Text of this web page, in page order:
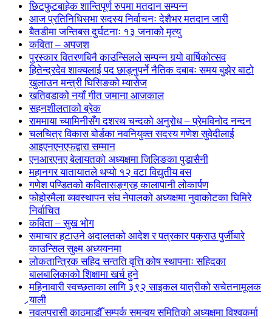
छिटफुटबाहेक शान्तिपूर्ण रुपमा मतदान सम्पन्न
आज प्रतिनिधिसभा सदस्य निर्वाचनः देशैभर मतदान जारी
बैतडीमा जन्तिबस दुर्घटनाः १३ जनाको मृत्यु
कविता – अपजश
पुरस्कार वितरणबिनै काउन्सिलले सम्पन्न गर्‍यो वार्षिकोत्सव
हितेन्द्रदेव शाक्यलाई पद छाड्नुपर्ने नैतिक दबाबः समय बुझेर बाटो
खुलाउन मन्त्री घिसिङको म्यासेज
खतिवडाको नयाँ गीत जमाना आजकाल
सहनशीलताको ब्रेक
राममाया च्यामिनीसँग दशरथ चन्दको अनुरोध – प्रेमविनोद नन्दन
चलचित्र विकास बोर्डका नवनियुक्त सदस्य गणेश सुवेदीलाई
आइएनएनएफद्वारा सम्मान
एनआरएनए बेलायतको अध्यक्षमा जिलिङका पुडासैनी
महानगर यातायातले थप्यो १२ वटा विद्युतीय बस
गणेश पण्डितको कवितासङ्ग्रह कालापानी लोकार्पण
फोहोरमैला व्यवस्थापन संघ नेपालको अध्यक्षमा नुवाकोटका घिमिरे
निर्वाचित
कविता – सुख भोग
समाचार हटाउने अदालतको आदेश र पत्रकार पक्राउ पुर्जीबारे
काउन्सिल सुक्ष्म अध्ययनमा
लोकतान्त्रिक सहिद सन्तति वृत्ति कोष स्थापनाः सहिदका
बालबालिकाको शिक्षामा खर्च हुने
महिनावारी स्वच्छताका लागि ३९२ साइकल यात्रीको सचेतनामूलक
र्‍याली
नवलपरासी काठमाडौँ सम्पर्क समन्वय समितिको अध्यक्षमा विश्वकर्मा